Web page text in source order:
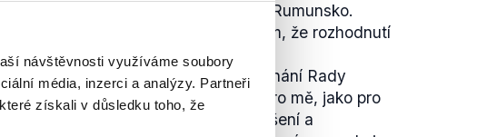
návštěvnosti využíváme soubory
média, inzerci a analýzy. Partneři
získali v důsledku toho, že
republika, Slovensko, Maďarsko a Rumunsko.
zdrželo z důvodu nesouhlasu s tím, že rozhodnutí
konsensu.
postup, který byl zvolen na jednání Rady
za šťastný. Ten postup je pro mě, jako pro
republiky zklamáním. Silové řešení a